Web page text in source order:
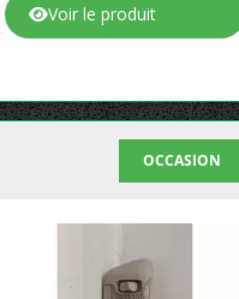
Voir le produit
OCCASION